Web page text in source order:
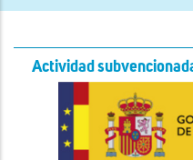
Actividad